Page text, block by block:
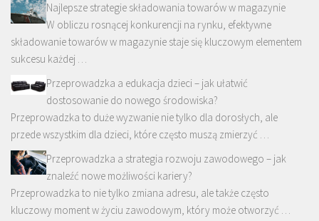
Najlepsze strategie składowania towarów w magazynie
W obliczu rosnącej konkurencji na rynku, efektywne
składowanie towarów w magazynie staje się kluczowym elementem
sukcesu każdej …
Przeprowadzka a edukacja dzieci – jak ułatwić
dostosowanie do nowego środowiska?
Przeprowadzka to duże wyzwanie nie tylko dla dorosłych, ale
przede wszystkim dla dzieci, które często muszą zmierzyć …
Przeprowadzka a strategia rozwoju zawodowego – jak
znaleźć nowe możliwości kariery?
Przeprowadzka to nie tylko zmiana adresu, ale także często
kluczowy moment w życiu zawodowym, który może otworzyć …